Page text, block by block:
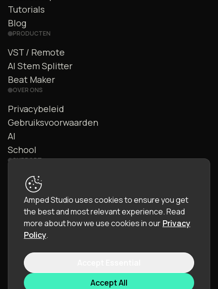
Tutorials
Blog
PRODUCTEN
VST / Remote
AI Stem Splitter
Beat Maker
OVER ONS
Privacybeleid
Gebruiksvoorwaarden
AI
School
SUPPORT
Contact
Community
Handleiding
© 2026 LettoPro SA. All rights reserved.
Amped Studio uses cookies to ensure you get
the best and most relevant experience.Read
more about how we use cookies in our Privacy
Policy.
Accept All